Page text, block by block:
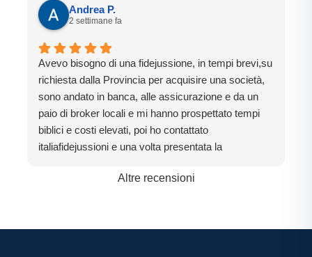
Andrea P.
2 settimane fa
Avevo bisogno di una fidejussione, in tempi brevi,su
richiesta dalla Provincia per acquisire una società,
sono andato in banca, alle assicurazione e da un
paio di broker locali e mi hanno prospettato tempi
biblici e costi elevati, poi ho contattato
italiafidejussioni e una volta presentata la
fidejussione , proprio come promesso.
durante tutto l'iter della pratica.
Altre recensioni